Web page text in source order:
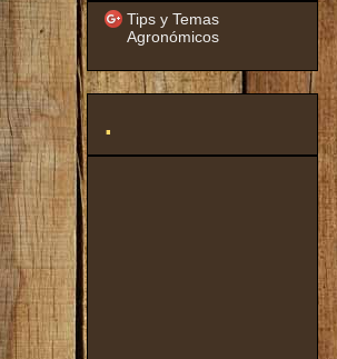
Tips y Temas
Agronómicos
.